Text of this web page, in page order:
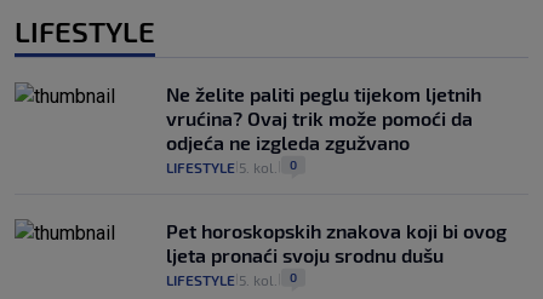
LIFESTYLE
Ne želite paliti peglu tijekom ljetnih
vrućina? Ovaj trik može pomoći da
odjeća ne izgleda zgužvano
LIFESTYLE 5. kol. 0
Pet horoskopskih znakova koji bi ovog
ljeta pronaći svoju srodnu dušu
LIFESTYLE 5. kol. 0